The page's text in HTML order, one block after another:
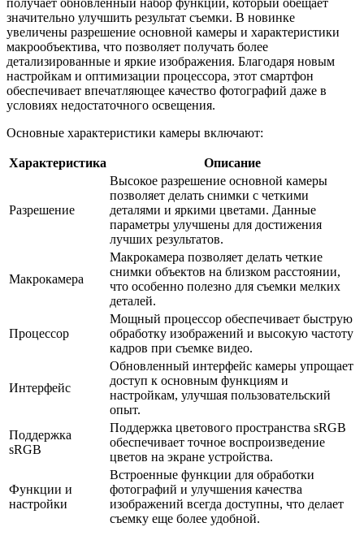
значительно улучшить результат съемки. В новинке
увеличены разрешение основной камеры и характеристики
макрообъектива, что позволяет получать более
детализированные и яркие изображения. Благодаря новым
настройкам и оптимизации процессора, этот смартфон
обеспечивает впечатляющее качество фотографий даже в
условиях недостаточного освещения.
Основные характеристики камеры включают:
Характеристика Описание
Разрешение
Высокое разрешение основной камеры
позволяет делать снимки с четкими
деталями и яркими цветами. Данные
параметры улучшены для достижения
лучших результатов.
Макрокамера
Макрокамера позволяет делать четкие
снимки объектов на близком расстоянии,
что особенно полезно для съемки мелких
деталей.
Процессор
Мощный процессор обеспечивает быструю
обработку изображений и высокую частоту
кадров при съемке видео.
Интерфейс
Обновленный интерфейс камеры упрощает
доступ к основным функциям и
настройкам, улучшая пользовательский
опыт.
Поддержка
sRGB
Поддержка цветового пространства sRGB
обеспечивает точное воспроизведение
цветов на экране устройства.
Функции и
настройки
Встроенные функции для обработки
фотографий и улучшения качества
изображений всегда доступны, что делает
съемку еще более удобной.